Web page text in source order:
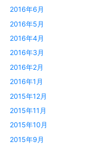
2016年6月
2016年5月
2016年4月
2016年3月
2016年2月
2016年1月
2015年12月
2015年11月
2015年10月
2015年9月